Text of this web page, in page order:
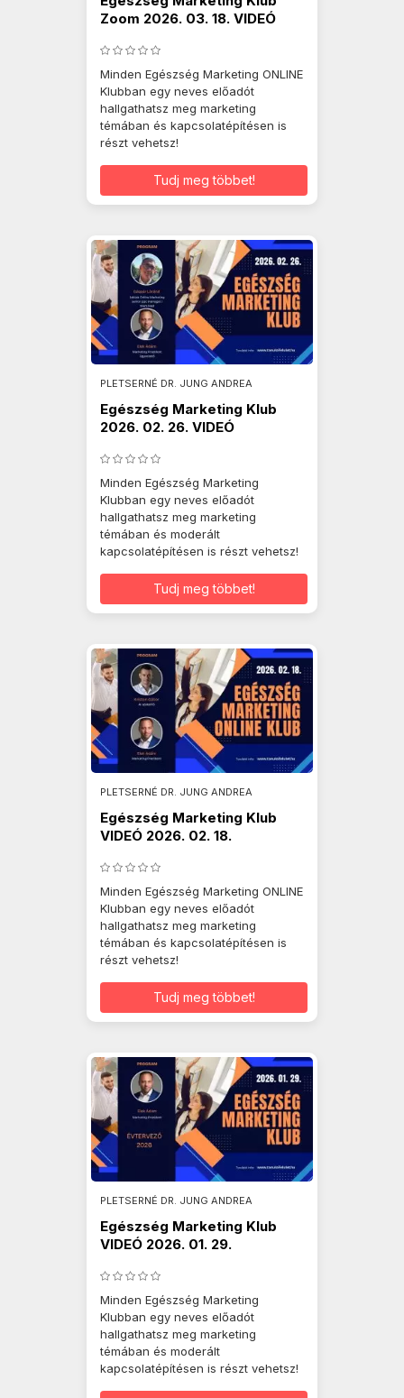
Zoom 2026. 03. 18. VIDEÓ
Minden Egészség Marketing ONLINE
Klubban egy neves előadót
hallgathatsz meg marketing
témában és kapcsolatépítésen is
részt vehetsz!
Tudj meg többet!
PLETSERNÉ DR. JUNG ANDREA
Egészség Marketing Klub
2026. 02. 26. VIDEÓ
Minden Egészség Marketing
Klubban egy neves előadót
hallgathatsz meg marketing
témában és moderált
kapcsolatépítésen is részt vehetsz!
Tudj meg többet!
PLETSERNÉ DR. JUNG ANDREA
Egészség Marketing Klub
VIDEÓ 2026. 02. 18.
Minden Egészség Marketing ONLINE
Klubban egy neves előadót
hallgathatsz meg marketing
témában és kapcsolatépítésen is
részt vehetsz!
Tudj meg többet!
PLETSERNÉ DR. JUNG ANDREA
Egészség Marketing Klub
VIDEÓ 2026. 01. 29.
Minden Egészség Marketing
Klubban egy neves előadót
hallgathatsz meg marketing
témában és moderált
kapcsolatépítésen is részt vehetsz!